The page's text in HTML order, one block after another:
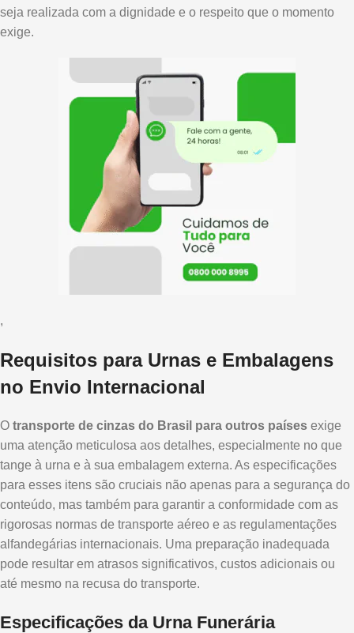
seja realizada com a dignidade e o respeito que o momento
exige.
,
Requisitos para Urnas e Embalagens
no Envio Internacional
O transporte de cinzas do Brasil para outros países exige
uma atenção meticulosa aos detalhes, especialmente no que
tange à urna e à sua embalagem externa. As especificações
para esses itens são cruciais não apenas para a segurança do
conteúdo, mas também para garantir a conformidade com as
rigorosas normas de transporte aéreo e as regulamentações
alfandegárias internacionais. Uma preparação inadequada
pode resultar em atrasos significativos, custos adicionais ou
até mesmo na recusa do transporte.
Especificações da Urna Funerária